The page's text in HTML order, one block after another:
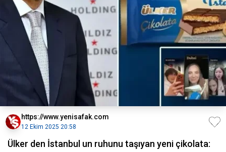
https://www.yenisafak.com
12 Ekim 2025 20:58
Ülker den İstanbul un ruhunu taşıyan yeni çikolata: